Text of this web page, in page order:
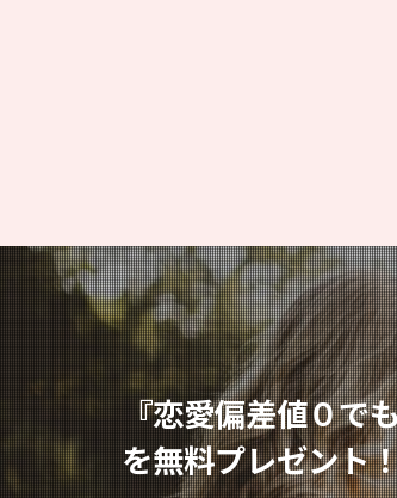
『恋愛偏差値０で
を無料プレゼント